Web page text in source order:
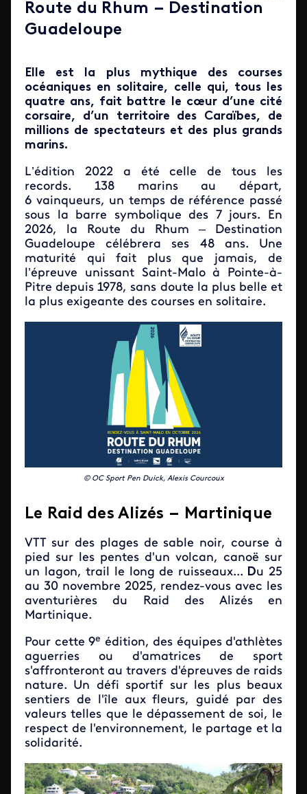
Route du Rhum – Destination
Guadeloupe
Elle est la plus mythique des courses
océaniques en solitaire, celle qui, tous les
quatre ans, fait battre le cœur d’une cité
corsaire, d’un territoire des Caraïbes, de
millions de spectateurs et des plus grands
marins.
L’édition 2022 a été celle de tous les
records. 138 marins au départ,
6 vainqueurs, un temps de référence passé
sous la barre symbolique des 7 jours. En
2026, la Route du Rhum – Destination
Guadeloupe célébrera ses 48 ans. Une
maturité qui fait plus que jamais, de
l’épreuve unissant Saint-Malo à Pointe-à-
Pitre depuis 1978, sans doute la plus belle et
la plus exigeante des courses en solitaire.
© OC Sport Pen Duick, Alexis Courcoux
Le Raid des Alizés – Martinique
VTT sur des plages de sable noir, course à
pied sur les pentes d'un volcan, canoë sur
un lagon, trail le long de ruisseaux... Du 25
au 30 novembre 2025, rendez-vous avec les
aventurières du Raid des Alizés en
Martinique.
Pour cette 9e édition, des équipes d'athlètes
aguerries ou d'amatrices de sport
s'affronteront au travers d'épreuves de raids
nature. Un défi sportif sur les plus beaux
sentiers de l'île aux fleurs, guidé par des
valeurs telles que le dépassement de soi, le
respect de l'environnement, le partage et la
solidarité.